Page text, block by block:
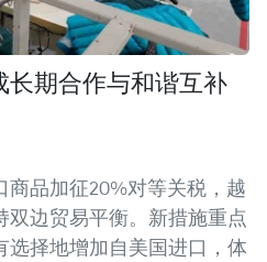
期合作与和谐互补
品加征20%对等关税，越
边贸易平衡。新措施重点
择地增加自美国进口，体